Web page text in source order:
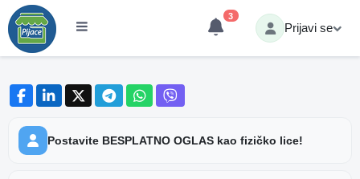
3
Prijavi se
Postavite BESPLATNO OGLAS kao fizičko lice!